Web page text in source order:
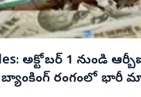
అక్టోబర్ 1 నుండి
బ్యాంకింగ్ రంగంలో భారీ